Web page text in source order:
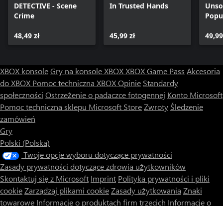
DETECTIVE - Scene
Crime
48,49 zł
In Trusted Hands
45,99 zł
XBOX konsoleGry na konsole XBOXXBOX Game Pass Akcesoria
do XBOX Pomoc techniczna XBOXOpinie Standardy
społeczności Ostrzeżenie o padaczce fotogennej Konto Microsoft
Pomoc techniczna sklepu Microsoft StoreZwroty Śledzenie
zamówień
Gry
Polski (Polska)
Twoje opcje wyboru dotyczące prywatności
Zasady prywatności dotyczące zdrowia użytkowników
Skontaktuj się z Microsoft Imprint Polityka prywatności i pliki
cookieZarządzaj plikami cookieZasady użytkowania Znaki
towarowe Informacje o produktach firm trzecich Informacje o